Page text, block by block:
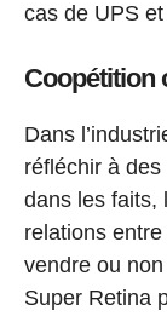
cas de UPS
Coopétition
Dans
réfléchir à
dans les faits,
relations
vendre ou
Super Retina